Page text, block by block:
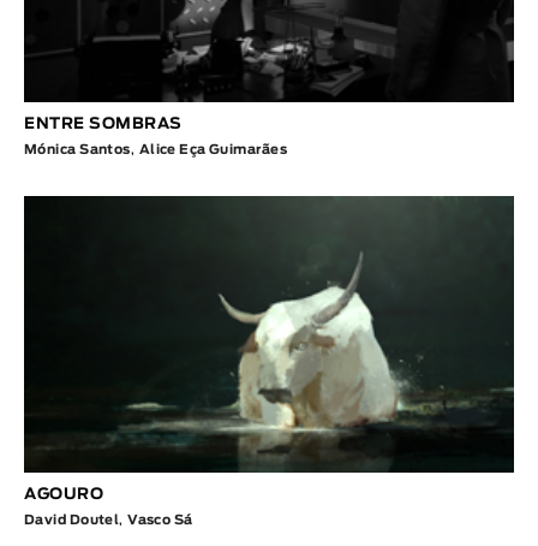
ENTRE SOMBRAS
Mónica Santos, Alice Eça Guimarães
AGOURO
David Doutel,Vasco Sá